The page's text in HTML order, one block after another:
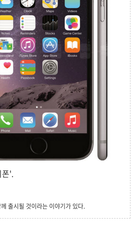
'.
출시될 것이라는 이야기가 있다.